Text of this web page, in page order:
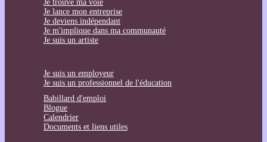
Je trouve ma voie
Je lance mon entreprise
Je deviens indépendant
Je m'implique dans ma communauté
Je suis un artiste
Je suis un employeur
Je suis un professionnel de l'éducation
Babillard d'emploi
Blogue
Calendrier
Documents et liens utiles